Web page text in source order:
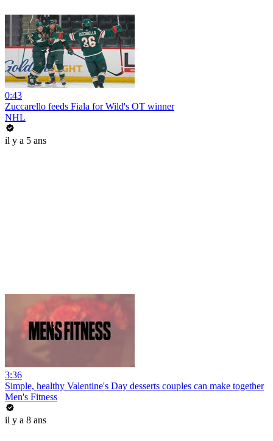
0:43
Zuccarello feeds Fiala for Wild's OT winner
NHL
il y a 5 ans
3:36
Simple, healthy Valentine's Day desserts couples can make together
Men's Fitness
il y a 8 ans